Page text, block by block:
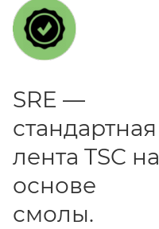
SRE —
стандартная
лента TSC на
основе
смолы.